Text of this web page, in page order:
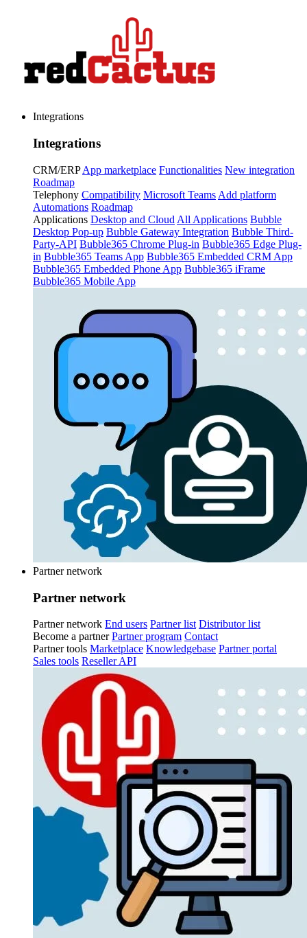
Integrations
Integrations
CRM/ERP App marketplace Functionalities New integration
Roadmap
Telephony Compatibility Microsoft Teams Add platform
Automations Roadmap
Applications Desktop and Cloud All Applications Bubble
Desktop Pop-up Bubble Gateway Integration Bubble Third-
Party-API Bubble365 Chrome Plug-in Bubble365 Edge Plug-
in Bubble365 Teams App Bubble365 Embedded CRM App
Bubble365 Embedded Phone App Bubble365 iFrame
Bubble365 Mobile App
Partner network
Partner network
Partner network End users Partner list Distributor list
Become a partner Partner program Contact
Partner tools Marketplace Knowledgebase Partner portal
Sales tools Reseller API